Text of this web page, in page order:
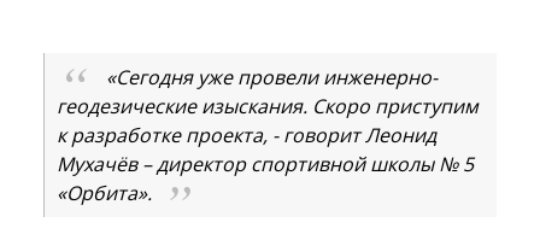
«Сегодня уже провели инженерно-
геодезические изыскания. Скоро приступим
к разработке проекта, - говорит Леонид
Мухачёв – директор спортивной школы № 5
«Орбита».